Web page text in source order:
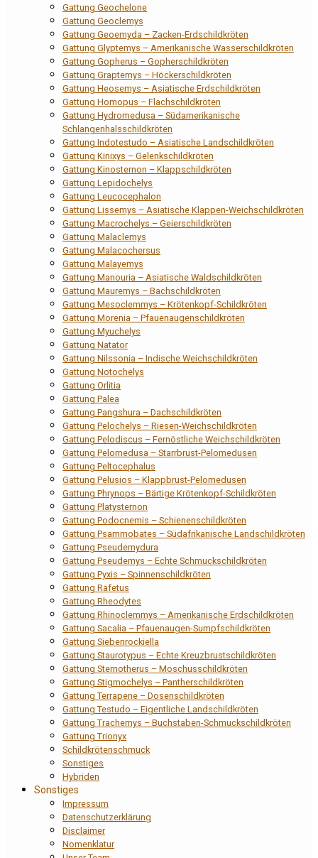
Gattung Geochelone
Gattung Geoclemys
Gattung Geoemyda – Zacken-Erdschildkröten
Gattung Glyptemys – Amerikanische Wasserschildkröten
Gattung Gopherus – Gopherschildkröten
Gattung Graptemys – Höckerschildkröten
Gattung Heosemys – Asiatische Erdschildkröten
Gattung Homopus – Flachschildkröten
Gattung Hydromedusa – Südamerikanische
Schlangenhalsschildkröten
Gattung Indotestudo – Asiatische Landschildkröten
Gattung Kinixys – Gelenkschildkröten
Gattung Kinosternon – Klappschildkröten
Gattung Lepidochelys
Gattung Leucocephalon
Gattung Lissemys – Asiatische Klappen-Weichschildkröten
Gattung Macrochelys – Geierschildkröten
Gattung Malaclemys
Gattung Malacochersus
Gattung Malayemys
Gattung Manouria – Asiatische Waldschildkröten
Gattung Mauremys – Bachschildkröten
Gattung Mesoclemmys – Krötenkopf-Schildkröten
Gattung Morenia – Pfauenaugenschildkröten
Gattung Myuchelys
Gattung Natator
Gattung Nilssonia – Indische Weichschildkröten
Gattung Notochelys
Gattung Orlitia
Gattung Palea
Gattung Pangshura – Dachschildkröten
Gattung Pelochelys – Riesen-Weichschildkröten
Gattung Pelodiscus – Fernöstliche Weichschildkröten
Gattung Pelomedusa – Starrbrust-Pelomedusen
Gattung Peltocephalus
Gattung Pelusios – Klappbrust-Pelomedusen
Gattung Phrynops – Bärtige Krötenkopf-Schildkröten
Gattung Platysternon
Gattung Podocnemis – Schienenschildkröten
Gattung Psammobates – Südafrikanische Landschildkröten
Gattung Pseudemydura
Gattung Pseudemys – Echte Schmuckschildkröten
Gattung Pyxis – Spinnenschildkröten
Gattung Rafetus
Gattung Rheodytes
Gattung Rhinoclemmys – Amerikanische Erdschildkröten
Gattung Sacalia – Pfauenaugen-Sumpfschildkröten
Gattung Siebenrockiella
Gattung Staurotypus – Echte Kreuzbrustschildkröten
Gattung Sternotherus – Moschusschildkröten
Gattung Stigmochelys – Pantherschildkröten
Gattung Terrapene – Dosenschildkröten
Gattung Testudo – Eigentliche Landschildkröten
Gattung Trachemys – Buchstaben-Schmuckschildkröten
Gattung Trionyx
Schildkrötenschmuck
Sonstiges
Hybriden
Sonstiges
Impressum
Datenschutzerklärung
Disclaimer
Nomenklatur